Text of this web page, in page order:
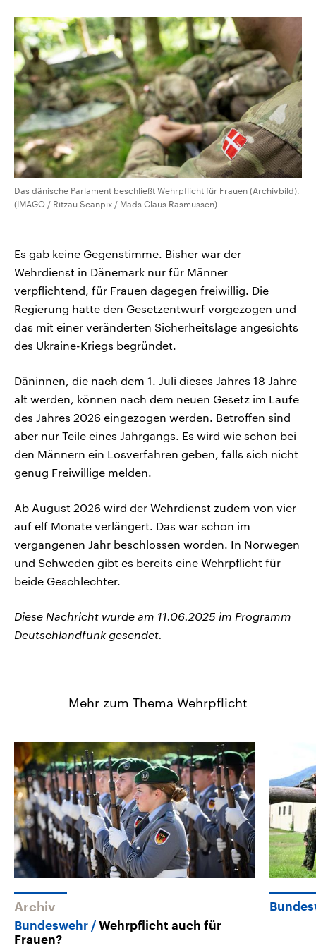
Libanon vom Iran
Sendungen Programm Podcasts
Audio-Archiv
Das dänische Parlament beschließt Wehrpflicht für Frauen (Archivbild).
(IMAGO / Ritzau Scanpix / Mads Claus Rasmussen)
Es gab keine Gegenstimme. Bisher war der
Wehrdienst in Dänemark nur für Männer
verpflichtend, für Frauen dagegen freiwillig. Die
Regierung hatte den Gesetzentwurf vorgezogen und
das mit einer veränderten Sicherheitslage angesichts
des Ukraine-Kriegs begründet.
Däninnen, die nach dem 1. Juli dieses Jahres 18 Jahre
alt werden, können nach dem neuen Gesetz im Laufe
des Jahres 2026 eingezogen werden. Betroffen sind
aber nur Teile eines Jahrgangs. Es wird wie schon bei
den Männern ein Losverfahren geben, falls sich nicht
genug Freiwillige melden.
Ab August 2026 wird der Wehrdienst zudem von vier
auf elf Monate verlängert. Das war schon im
vergangenen Jahr beschlossen worden. In Norwegen
und Schweden gibt es bereits eine Wehrpflicht für
beide Geschlechter.
Diese Nachricht wurde am 11.06.2025 im Programm
Deutschlandfunk gesendet.
Mehr zum Thema Wehrpflicht
Archiv
Bundeswehr
Wehrpflicht auch für
Frauen?